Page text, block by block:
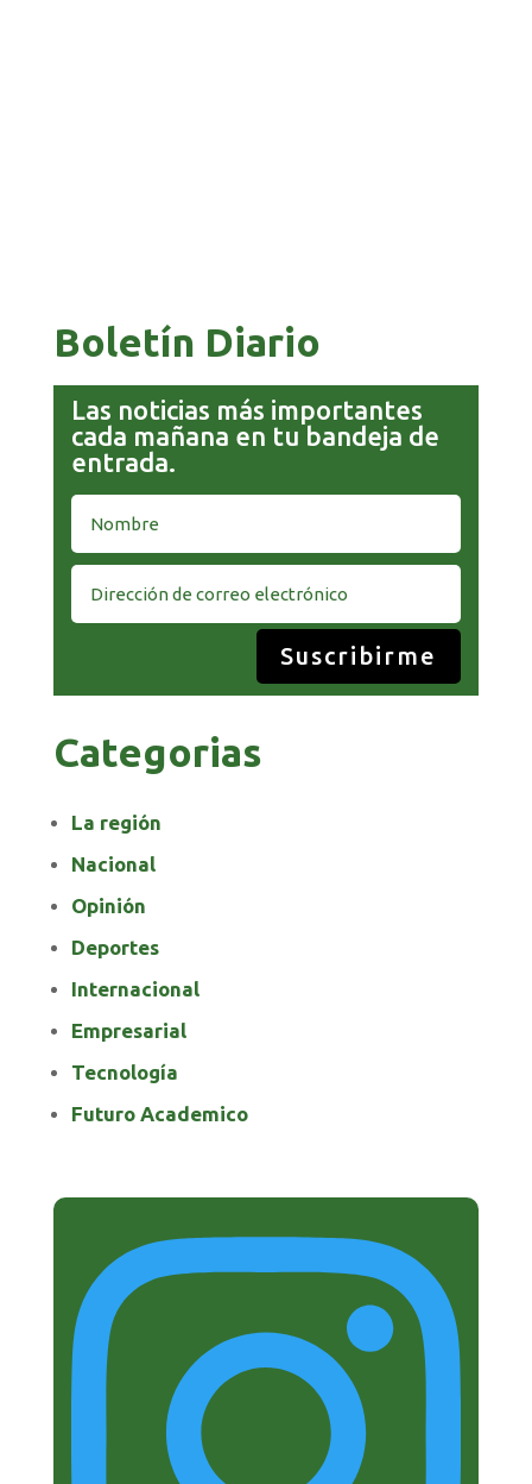
Boletín Diario
Las noticias más importantes
cada mañana en tu bandeja de
entrada.
Suscribirme
Categorias
La región
Nacional
Opinión
Deportes
Internacional
Empresarial
Tecnología
Futuro Academico